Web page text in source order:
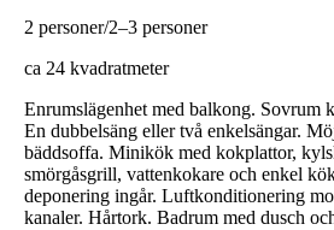
2 personer/2–3 personer
ca 24 kvadratmeter
Enrumslägenhet med balkong. Sovrum
En dubbelsäng eller två enkelsängar.
bäddsoffa. Minikök med kokplattor,
smörgåsgrill, vattenkokare och enkel
deponering ingår. Luftkonditionering
kanaler. Hårtork. Badrum med dusch